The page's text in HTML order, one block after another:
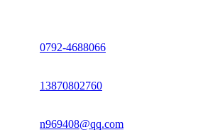
0792-4688066
13870802760
n969408@qq.com